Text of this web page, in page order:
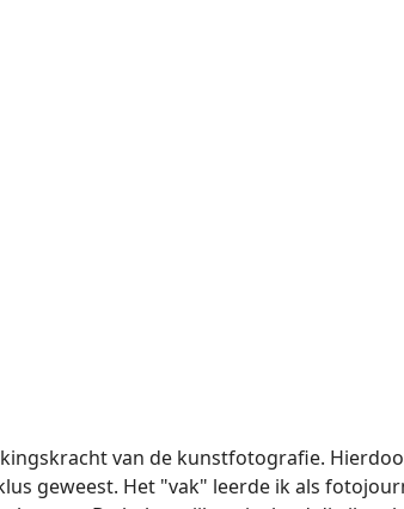
van de kunstfotografie.
geweest. Het "vak" leerde ik als